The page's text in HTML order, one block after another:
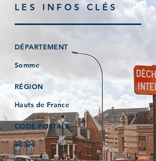
LES INFOS CLÉS
DÉPARTEMENT
Somme
RÉGION
Hauts de France
CODE POSTALE
80320